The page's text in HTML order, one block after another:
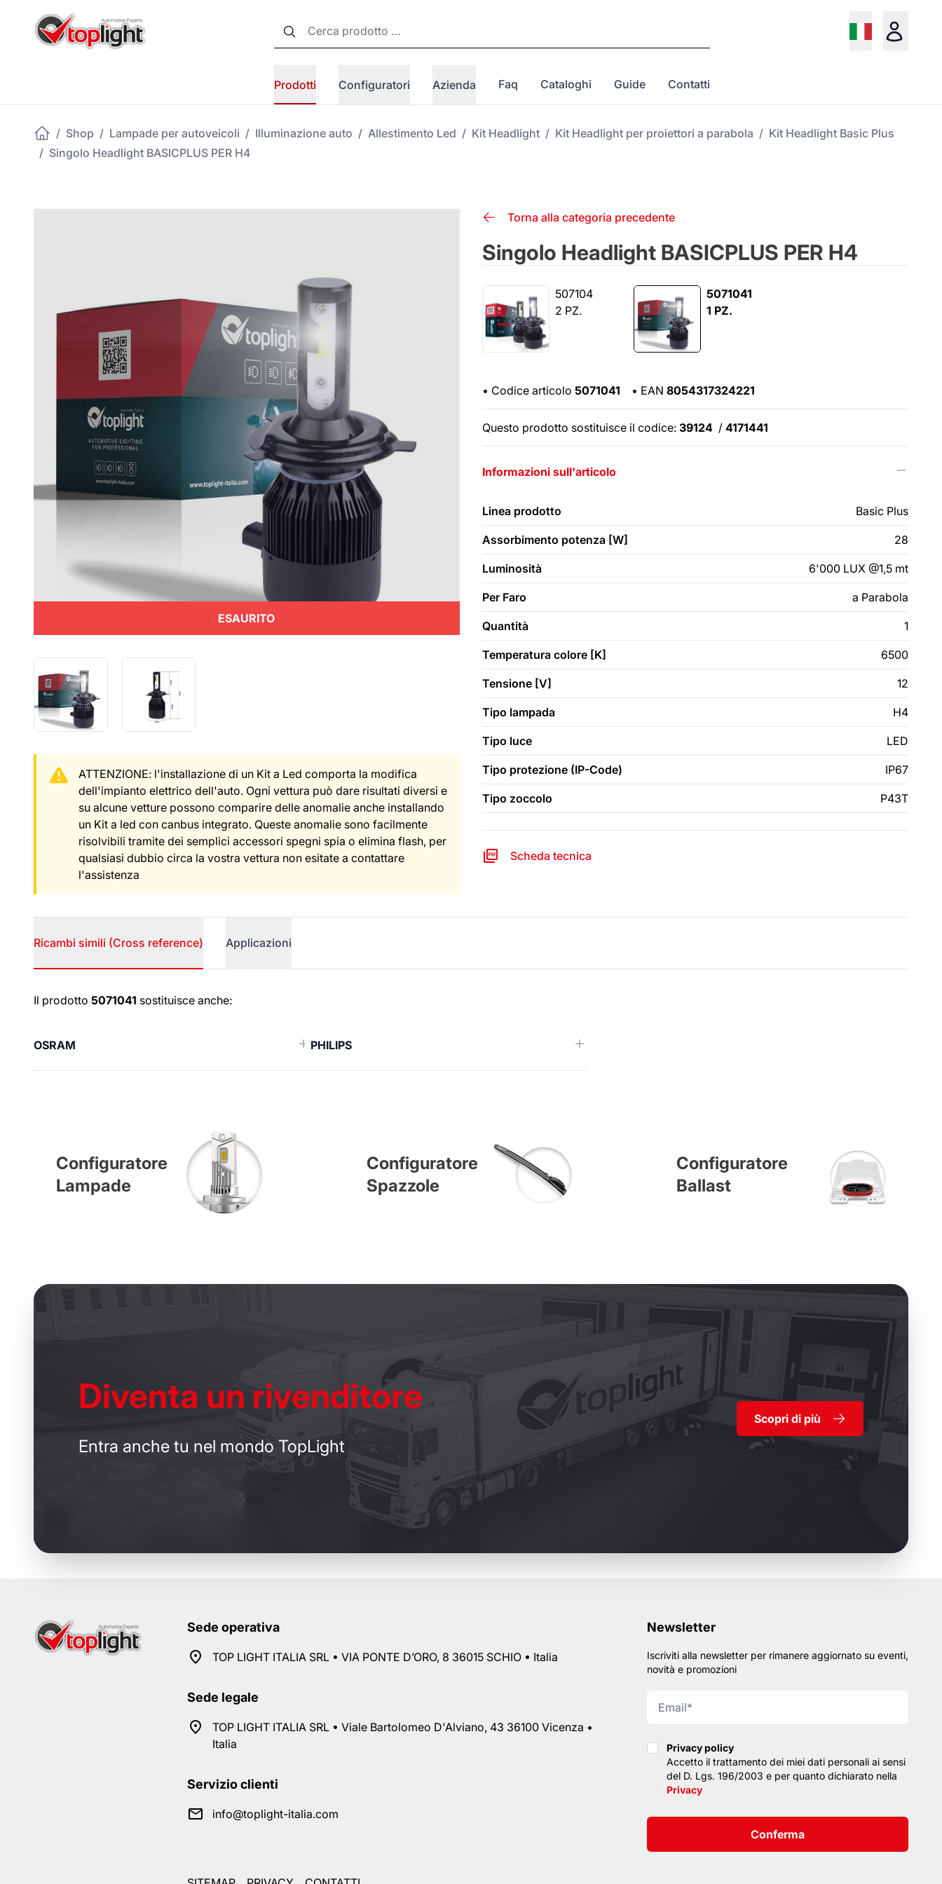
Prodotti Configuratori Azienda Faq Cataloghi Guide Contatti
/ Shop / Lampade per autoveicoli / Illuminazione auto / Allestimento Led / Kit Headlight / Kit Headlight per proiettori a parabola / Kit Headlight Basic Plus
/ Singolo Headlight BASICPLUS PER H4
ESAURITO
ATTENZIONE: l'installazione di un Kit a Led comporta la modifica
dell'impianto elettrico dell'auto. Ogni vettura può dare risultati diversi e
su alcune vetture possono comparire delle anomalie anche installando
un Kit a led con canbus integrato. Queste anomalie sono facilmente
risolvibili tramite dei semplici accessori spegni spia o elimina flash, per
qualsiasi dubbio circa la vostra vettura non esitate a contattare
l'assistenza
Torna alla categoria precedente
Singolo Headlight BASICPLUS PER H4
507104
2 PZ.
5071041
1 PZ.
• Codice articolo 5071041 • EAN 8054317324221
Questo prodotto sostituisce il codice: 39124 / 4171441
Informazioni sull'articolo
Linea prodotto Basic Plus
Assorbimento potenza [W] 28
Luminosità 6'000 LUX @1,5 mt
Per Faro a Parabola
Quantità 1
Temperatura colore [K] 6500
Tensione [V] 12
Tipo lampada H4
Tipo luce LED
Tipo protezione (IP-Code) IP67
Tipo zoccolo P43T
Scheda tecnica
Ricambi simili (Cross reference) Applicazioni
Ricambi simili (Cross reference)
Il prodotto 5071041 sostituisce anche:
OSRAM PHILIPS
Configuratore
Lampade
Configuratore
Spazzole
Configuratore
Ballast
Diventa un rivenditore
Entra anche tu nel mondo TopLight
Scopri di più
Sede operativa
TOP LIGHT ITALIA SRL • VIA PONTE D’ORO, 8 36015 SCHIO • Italia
Sede legale
TOP LIGHT ITALIA SRL • Viale Bartolomeo D'Alviano, 43 36100 Vicenza •
Italia
Servizio clienti
info@toplight-italia.com
Newsletter
Iscriviti alla newsletter per rimanere aggiornato su eventi,
novità e promozioni
Privacy policy
Privacy policy
Accetto il trattamento dei miei dati personali ai sensi
del D. Lgs. 196/2003 e per quanto dichiarato nella
Privacy
Conferma